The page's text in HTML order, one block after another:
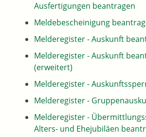
Ausfertigungen beantragen
Meldebescheinigung
Melderegister - Auskunft
Melderegister - Auskunft
(erweitert)
Melderegister -
Melderegister -
Melderegister -
Alters- und Ehejubiläen